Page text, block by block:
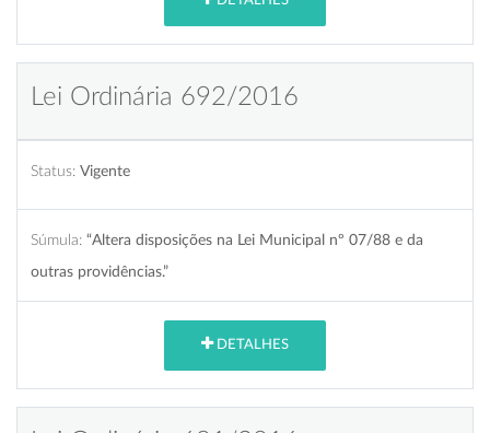
Lei Ordinária 692/2016
Status: Vigente
Súmula: “Altera disposições na Lei Municipal nº 07/88 e da
outras providências.”
DETALHES